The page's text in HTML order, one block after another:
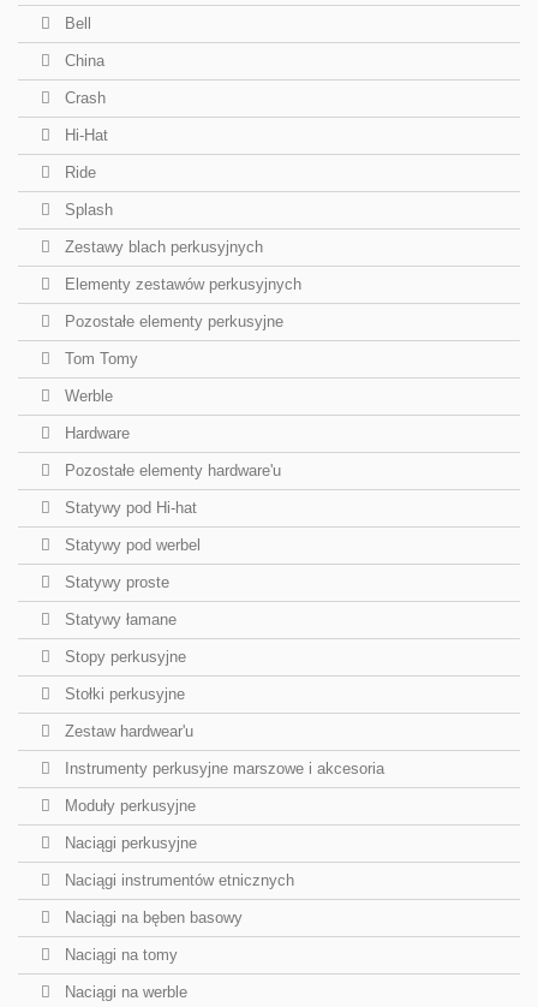
Bell
China
Crash
Hi-Hat
Ride
Splash
Zestawy blach perkusyjnych
Elementy zestawów perkusyjnych
Pozostałe elementy perkusyjne
Tom Tomy
Werble
Hardware
Pozostałe elementy hardware'u
Statywy pod Hi-hat
Statywy pod werbel
Statywy proste
Statywy łamane
Stopy perkusyjne
Stołki perkusyjne
Zestaw hardwear'u
Instrumenty perkusyjne marszowe i akcesoria
Moduły perkusyjne
Naciągi perkusyjne
Naciągi instrumentów etnicznych
Naciągi na bęben basowy
Naciągi na tomy
Naciągi na werble